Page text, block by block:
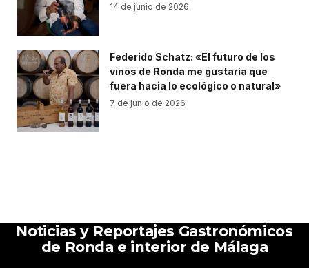
14 de junio de 2026
Federido Schatz: «El futuro de los
vinos de Ronda me gustaría que
fuera hacia lo ecológico o natural»
7 de junio de 2026
Noticias y Reportajes Gastronómicos
de Ronda e interior de Málaga